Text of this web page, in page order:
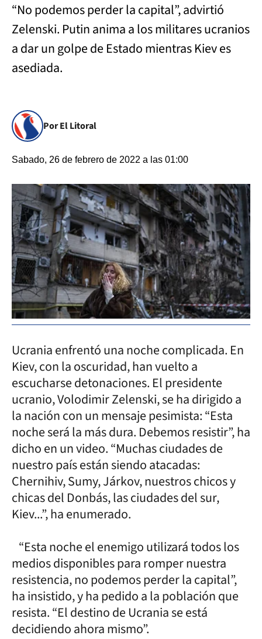
“No podemos perder la capital”, advirtió
Zelenski. Putin anima a los militares ucranios
a dar un golpe de Estado mientras Kiev es
asediada.
Por El Litoral
Sabado, 26 de febrero de 2022 a las 01:00
Ucrania enfrentó una noche complicada. En
Kiev, con la oscuridad, han vuelto a
escucharse detonaciones. El presidente
ucranio, Volodimir Zelenski, se ha dirigido a
la nación con un mensaje pesimista: “Esta
noche será la más dura. Debemos resistir”, ha
dicho en un video. “Muchas ciudades de
nuestro país están siendo atacadas:
Chernihiv, Sumy, Járkov, nuestros chicos y
chicas del Donbás, las ciudades del sur,
Kiev...”, ha enumerado.
“Esta noche el enemigo utilizará todos los
medios disponibles para romper nuestra
resistencia, no podemos perder la capital”,
ha insistido, y ha pedido a la población que
resista. “El destino de Ucrania se está
decidiendo ahora mismo”.